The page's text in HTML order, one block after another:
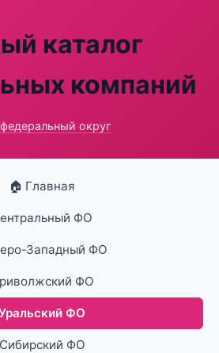
каталог
компаний
округ
🏠 Главная
ФО
Западный ФО
ФО
ФО
Сибирский ФО